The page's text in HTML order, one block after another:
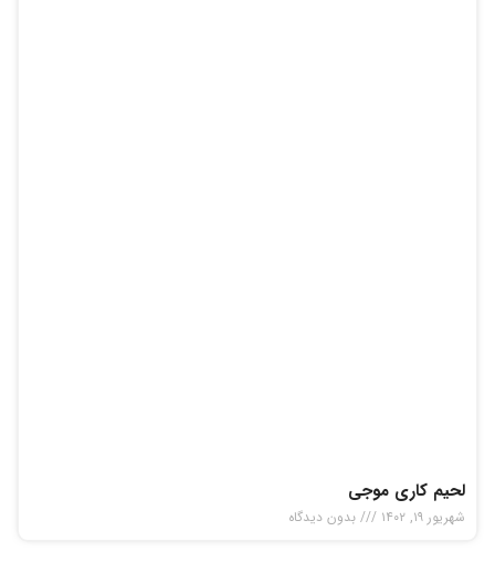
لحیم کاری موجی
شهریور ۱۹, ۱۴۰۲ بدون دیدگاه